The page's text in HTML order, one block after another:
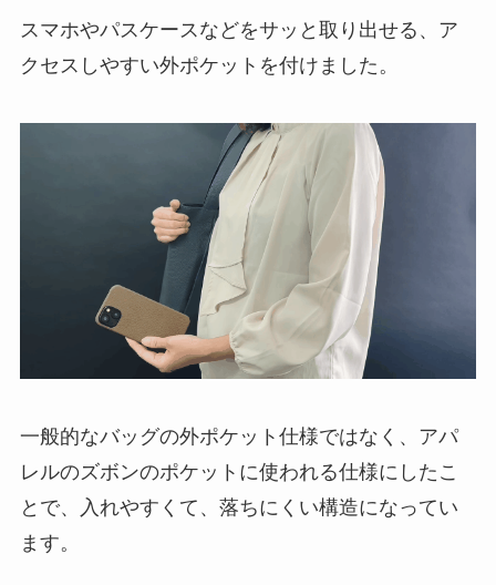
一般的なバッグの外ポケット仕様ではなく、アパ
レルのズボンのポケットに使われる仕様にしたこ
とで、入れやすくて、落ちにくい構造になってい